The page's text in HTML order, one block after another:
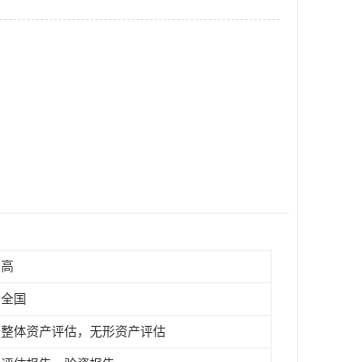
高
全国
整体资产评估，无形资产评估